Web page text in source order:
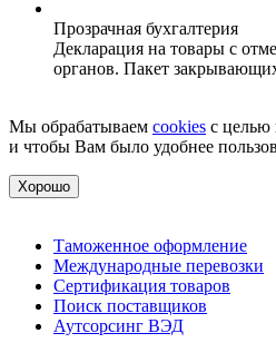
Прозрачная бухгалтерия
Декларация на товары с
органов. Пакет
Мы обрабатываем cookies с целью
и чтобы Вам было удобнее
Хорошо
Таможенное оформление
Международные перевозки
Сертификация товаров
Поиск поставщиков
Аутсорсинг ВЭД